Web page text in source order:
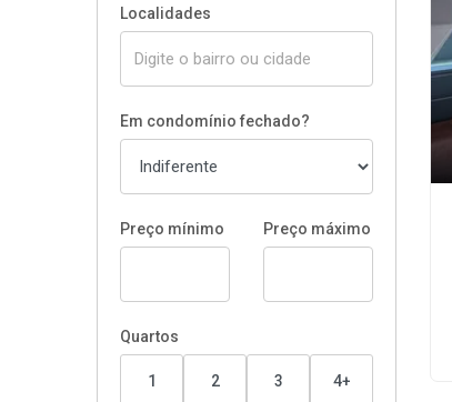
Localidades
Em condomínio fechado?
Preço mínimo Preço máximo
Quartos
1 2 3 4+